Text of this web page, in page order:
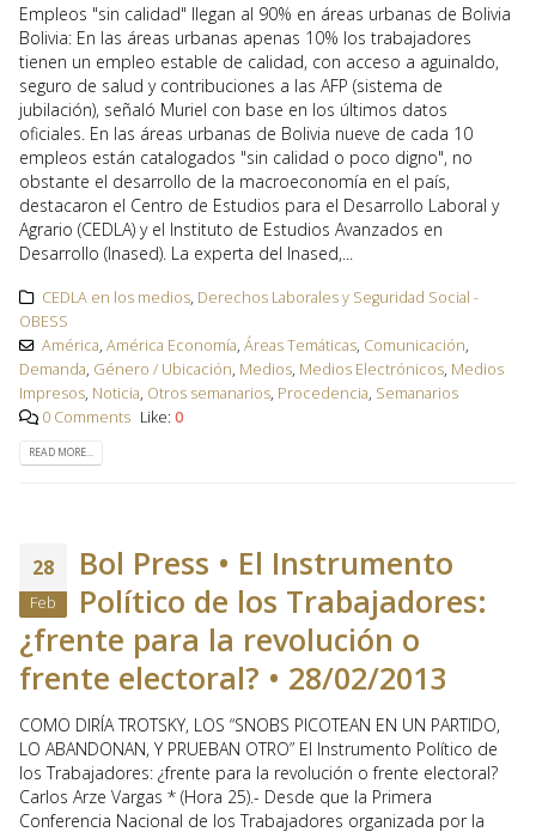
Empleos "sin calidad" llegan al 90% en áreas urbanas de Bolivia
Bolivia: En las áreas urbanas apenas 10% los trabajadores
tienen un empleo estable de calidad, con acceso a aguinaldo,
seguro de salud y contribuciones a las AFP (sistema de
jubilación), señaló Muriel con base en los últimos datos
oficiales. En las áreas urbanas de Bolivia nueve de cada 10
empleos están catalogados "sin calidad o poco digno", no
obstante el desarrollo de la macroeconomía en el país,
destacaron el Centro de Estudios para el Desarrollo Laboral y
Agrario (CEDLA) y el Instituto de Estudios Avanzados en
Desarrollo (Inased). La experta del Inased,...
CEDLA en los medios, Derechos Laborales y Seguridad Social -
OBESS
América, América Economía, Áreas Temáticas, Comunicación,
Demanda, Género / Ubicación, Medios, Medios Electrónicos, Medios
Impresos, Noticia, Otros semanarios, Procedencia, Semanarios
0 Comments Like: 0
READ MORE...
28
Feb
Bol Press • El Instrumento
Político de los Trabajadores:
¿frente para la revolución o
frente electoral? • 28/02/2013
COMO DIRÍA TROTSKY, LOS “SNOBS PICOTEAN EN UN PARTIDO,
LO ABANDONAN, Y PRUEBAN OTRO” El Instrumento Político de
los Trabajadores: ¿frente para la revolución o frente electoral?
Carlos Arze Vargas * (Hora 25).- Desde que la Primera
Conferencia Nacional de los Trabajadores organizada por la